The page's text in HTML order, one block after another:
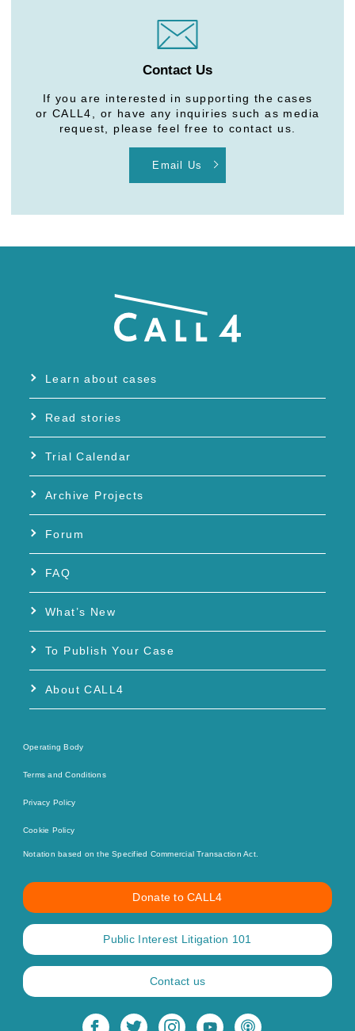
Contact Us
If you are interested in supporting the cases
or CALL4, or have any inquiries such as media
request, please feel free to contact us.
Email Us
Learn about cases
Read stories
Trial Calendar
Archive Projects
Forum
FAQ
What’s New
To Publish Your Case
About CALL4
Operating Body
Terms and Conditions
Privacy Policy
Cookie Policy
Notation based on the Specified Commercial Transaction Act.
Donate to CALL4
Public Interest Litigation 101
Contact us